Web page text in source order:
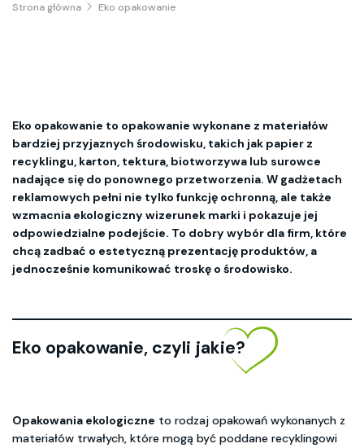
Strona główna Eko opakowanie
Eko opakowanie to opakowanie wykonane z materiałów
bardziej przyjaznych środowisku, takich jak papier z
recyklingu, karton, tektura, biotworzywa lub surowce
nadające się do ponownego przetworzenia. W gadżetach
reklamowych pełni nie tylko funkcję ochronną, ale także
wzmacnia ekologiczny wizerunek marki i pokazuje jej
odpowiedzialne podejście. To dobry wybór dla firm, które
chcą zadbać o estetyczną prezentację produktów, a
jednocześnie komunikować troskę o środowisko.
Eko opakowanie, czyli jakie?
Opakowania ekologiczne to rodzaj opakowań wykonanych z
materiałów trwałych, które mogą być poddane recyklingowi